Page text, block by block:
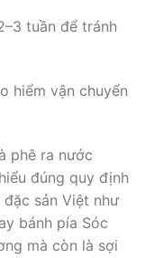
tuần để tránh
hiểm vận chuyển
phê ra nước
đúng quy định
sản Việt như
bánh pía Sóc
mà còn là sợi